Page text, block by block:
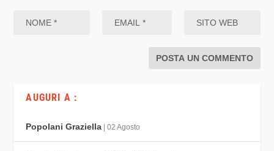
AUGURI A :
Popolani Graziella | 02 Agosto